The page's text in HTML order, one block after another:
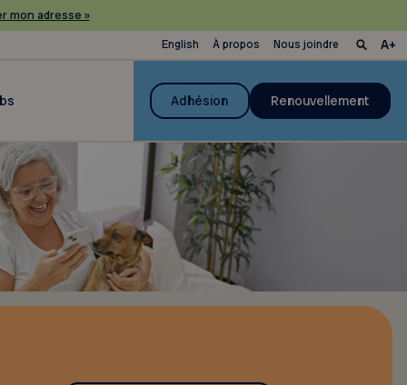
mon adresse »
English À propos Nous joindre
Adhésion Renouvellement